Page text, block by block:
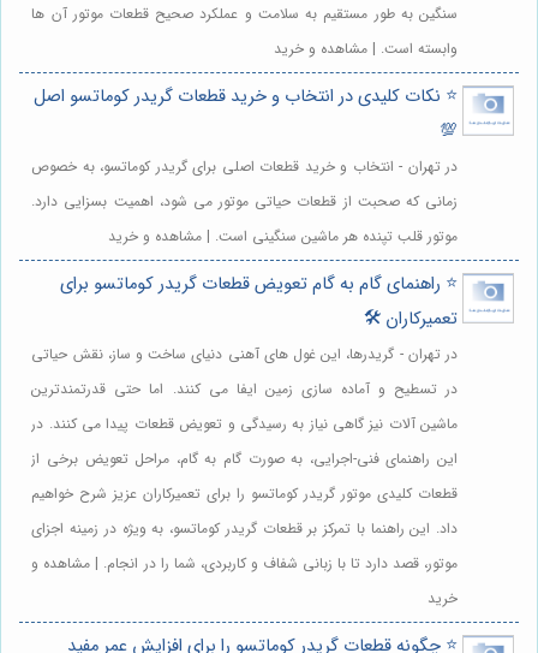
سنگین به طور مستقیم به سلامت و عملکرد صحیح قطعات موتور آن ها
وابسته است. | مشاهده و خرید
⭐️ نکات کلیدی در انتخاب و خرید قطعات گریدر کوماتسو اصل
💯
در تهران - انتخاب و خرید قطعات اصلی برای گریدر کوماتسو، به خصوص
زمانی که صحبت از قطعات حیاتی موتور می شود، اهمیت بسزایی دارد.
موتور قلب تپنده هر ماشین سنگینی است. | مشاهده و خرید
⭐️ راهنمای گام به گام تعویض قطعات گریدر کوماتسو برای
تعمیرکاران 🛠️
در تهران - گریدرها، این غول های آهنی دنیای ساخت و ساز، نقش حیاتی
در تسطیح و آماده سازی زمین ایفا می کنند. اما حتی قدرتمندترین
ماشین آلات نیز گاهی نیاز به رسیدگی و تعویض قطعات پیدا می کنند. در
این راهنمای فنی-اجرایی، به صورت گام به گام، مراحل تعویض برخی از
قطعات کلیدی موتور گریدر کوماتسو را برای تعمیرکاران عزیز شرح خواهیم
داد. این راهنما با تمرکز بر قطعات گریدر کوماتسو، به ویژه در زمینه اجزای
موتور، قصد دارد تا با زبانی شفاف و کاربردی، شما را در انجام. | مشاهده و
خرید
⭐️ چگونه قطعات گریدر کوماتسو را برای افزایش عمر مفید